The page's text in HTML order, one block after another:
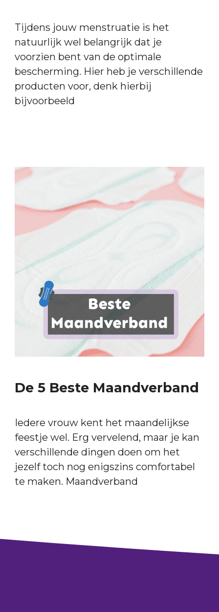
Tijdens jouw menstruatie is het
natuurlijk wel belangrijk dat je
voorzien bent van de optimale
bescherming. Hier heb je verschillende
producten voor, denk hierbij
bijvoorbeeld
De 5 Beste Maandverband
Iedere vrouw kent het maandelijkse
feestje wel. Erg vervelend, maar je kan
verschillende dingen doen om het
jezelf toch nog enigszins comfortabel
te maken. Maandverband